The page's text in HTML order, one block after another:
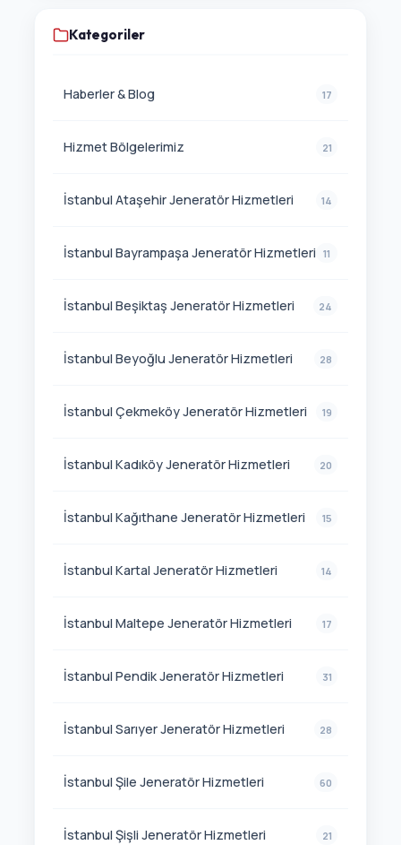
Kategoriler
Haberler & Blog 17
Hizmet Bölgelerimiz 21
İstanbul Ataşehir Jeneratör Hizmetleri 14
İstanbul Bayrampaşa Jeneratör Hizmetleri 11
İstanbul Beşiktaş Jeneratör Hizmetleri 24
İstanbul Beyoğlu Jeneratör Hizmetleri 28
İstanbul Çekmeköy Jeneratör Hizmetleri 19
İstanbul Kadıköy Jeneratör Hizmetleri 20
İstanbul Kağıthane Jeneratör Hizmetleri 15
İstanbul Kartal Jeneratör Hizmetleri 14
İstanbul Maltepe Jeneratör Hizmetleri 17
İstanbul Pendik Jeneratör Hizmetleri 31
İstanbul Sarıyer Jeneratör Hizmetleri 28
İstanbul Şile Jeneratör Hizmetleri 60
İstanbul Şişli Jeneratör Hizmetleri 21